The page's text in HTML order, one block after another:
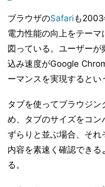
ブラウザのSafari も
電力性能の向上をテー
図っている。ユーザー
込み速度がGoogle
ーマンスを実現するとい
タブを使ってブラウジ
め、タブのサイズをコ
ずらりと並ぶ場合、それ
内容を素速く確認でき
る。